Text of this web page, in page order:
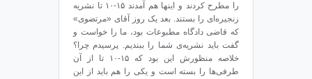
را مطرح کردند و اینها هم آمدند ۱۵-۱۰ تا نشریه‌
زنجیره‌ای را بستند. بعد یک روز آقای «مرتضوی»
که قاضی دادگاه مطبوعات بود، ما را خواست و
گفت باید نشریه‌ی شما را ببندیم. پرسیدم چرا؟
خلاصه منظورش این بود که ۱۵-۱۰ تا از آن
طرفی‌ها را بسته است و یکی را هم باید از این